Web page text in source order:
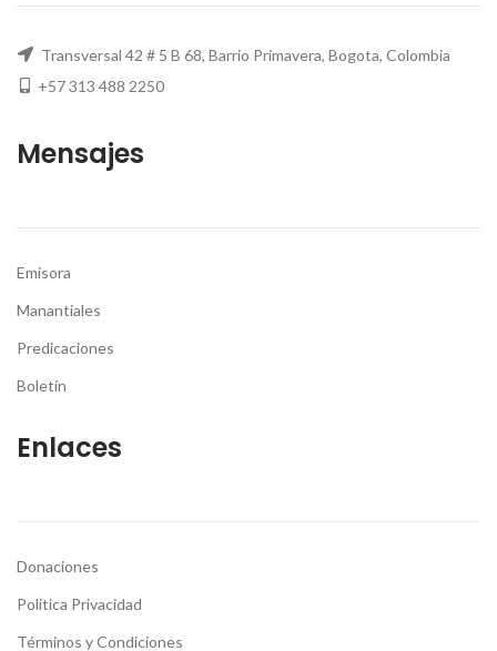
Transversal 42 # 5 B 68, Barrio Primavera, Bogota, Colombia
+57 313 488 2250
Mensajes
Emisora
Manantiales
Predicaciones
Boletín
Enlaces
Donaciones
Politica Privacidad
Términos y Condiciones